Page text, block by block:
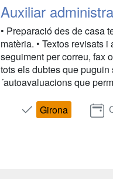
Auxiliar
• Preparació des de casa
matèria. • Textos revisats
seguiment per correu, fax
tots els dubtes que
´autoavaluacions que
Girona